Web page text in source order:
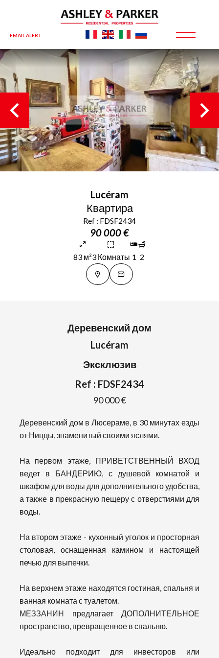
EMAIL ALERT
Lucéram
Квартира
Ref : FDSF2434
90 000 €
83 м²3 Комнаты 1 2
Деревенский дом
Lucéram
Эксклюзив
Ref : FDSF2434
90 000 €
Деревенский дом в Люсераме, в 30 минутах езды
от Ниццы, знаменитый своими яслями.
На первом этаже, ПРИВЕТСТВЕННЫЙ ВХОД
ведет в БАНДЕРИЮ, с душевой комнатой и
шкафом для воды для дополнительного удобства,
а также в прекрасную пещеру с отверстиями для
воды.
На втором этаже - кухонный уголок и просторная
столовая, оснащенная камином и настоящей
печью для выпечки.
На верхнем этаже находятся гостиная, спальня и
ванная комната с туалетом.
МЕЗЗАНИН предлагает ДОПОЛНИТЕЛЬНОЕ
пространство, превращенное в спальню.
Идеально подходит для инвесторов или